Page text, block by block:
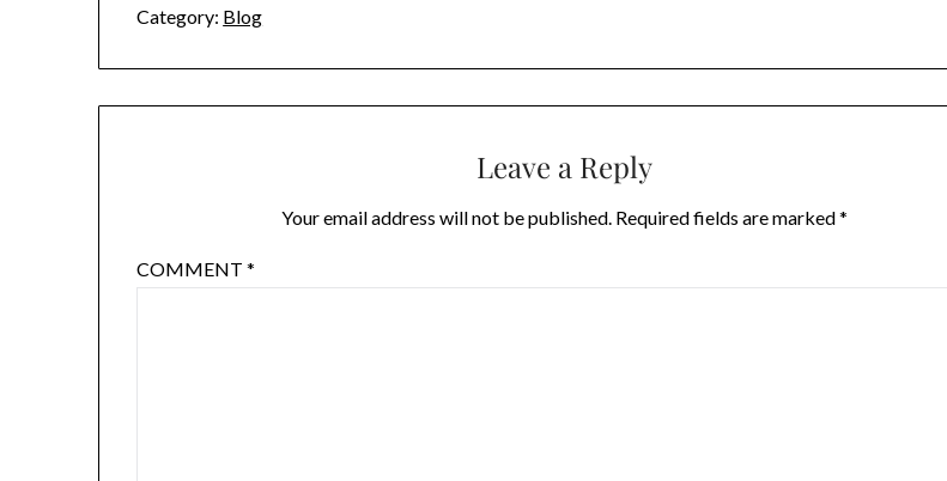
Category: Blog
Leave a Reply
Your email address will not be published. Required fields are marked*
COMMENT*